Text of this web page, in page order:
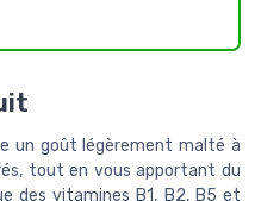
un goût légèrement malté à
tout en vous apportant du
des vitamines B1, B2, B5 et